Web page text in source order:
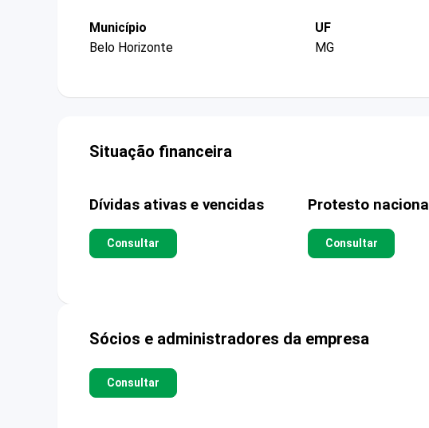
Município
Belo Horizonte
UF
MG
Situação financeira
Dívidas ativas e vencidas
Consultar
Protesto nacional
Consultar
Sócios e administradores da empresa
Consultar